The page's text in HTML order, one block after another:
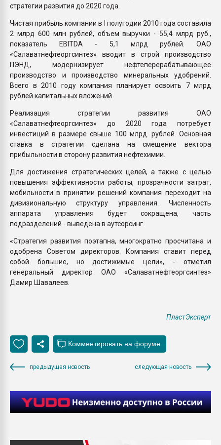
стратегии развития до 2020 года.
Чистая прибыль компании в I полугодии 2010 года составила
2 млрд 600 млн рублей, объем выручки - 55,4 млрд руб.,
показатель EBITDA - 5,1 млрд рублей. ОАО
«Салаватнефтеоргсинтез» вводит в строй производство
ПЭНД, модернизирует нефтеперерабатывающее
производство и производство минеральных удобрений.
Всего в 2010 году компания планирует освоить 7 млрд
рублей капитальных вложений.
Реализация стратегии развития ОАО
«Салаватнефтеоргсинтез» до 2020 года потребует
инвестиций в размере свыше 100 млрд. рублей. Основная
ставка в стратегии сделана на смещение вектора
прибыльности в сторону развития нефтехимии.
Для достижения стратегических целей, а также с целью
повышения эффективности работы, прозрачности затрат,
мобильности в принятии решений компания переходит на
дивизиональную структуру управления. Численность
аппарата управления будет сокращена, часть
подразделений - выведена в аутсорсинг.
«Стратегия развития поэтапна, многократно просчитана и
одобрена Советом директоров. Компания ставит перед
собой большие, но достижимые цели», - отметил
генеральный директор ОАО «Салаватнефтеоргсинтез»
Дамир Шавалеев.
ПластЭксперт
предыдущая новость следующая новость